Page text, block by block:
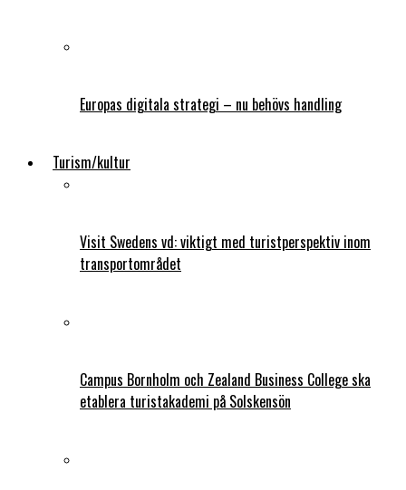
Europas digitala strategi – nu behövs handling
Turism/kultur
Visit Swedens vd: viktigt med turistperspektiv inom
transportområdet
Campus Bornholm och Zealand Business College ska
etablera turistakademi på Solskensön